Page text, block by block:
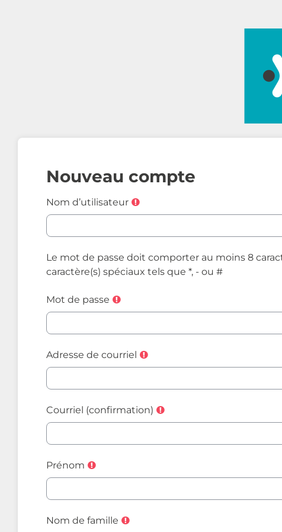
Nouveau compte
Nom d’utilisateur
Le mot de passe doit comporter au moins 8
caractère(s) spéciaux tels que *, - ou #
Mot de passe
Adresse de courriel
Courriel (confirmation)
Prénom
Nom de famille